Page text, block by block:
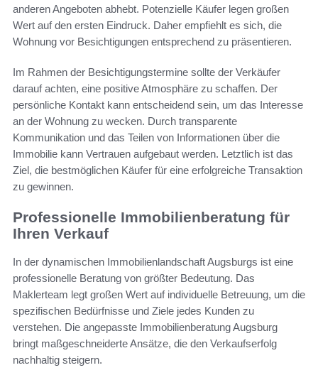
anderen Angeboten abhebt. Potenzielle Käufer legen großen
Wert auf den ersten Eindruck. Daher empfiehlt es sich, die
Wohnung vor Besichtigungen entsprechend zu präsentieren.
Im Rahmen der Besichtigungstermine sollte der Verkäufer
darauf achten, eine positive Atmosphäre zu schaffen. Der
persönliche Kontakt kann entscheidend sein, um das Interesse
an der Wohnung zu wecken. Durch transparente
Kommunikation und das Teilen von Informationen über die
Immobilie kann Vertrauen aufgebaut werden. Letztlich ist das
Ziel, die bestmöglichen Käufer für eine erfolgreiche Transaktion
zu gewinnen.
Professionelle Immobilienberatung für
Ihren Verkauf
In der dynamischen Immobilienlandschaft Augsburgs ist eine
professionelle Beratung von größter Bedeutung. Das
Maklerteam legt großen Wert auf individuelle Betreuung, um die
spezifischen Bedürfnisse und Ziele jedes Kunden zu
verstehen. Die angepasste Immobilienberatung Augsburg
bringt maßgeschneiderte Ansätze, die den Verkaufserfolg
nachhaltig steigern.